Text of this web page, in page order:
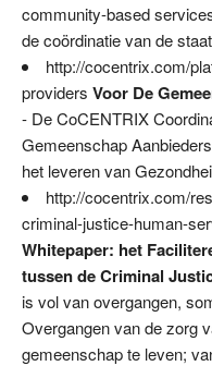
community-based
de coördinatie van de
http://cocentrix.com/
providers Voor De
- De CoCENTRIX
Gemeenschap
het leveren van
http://cocentrix.com/
criminal-justice-human-
Whitepaper: het
tussen de Criminal
is vol van overgangen,
Overgangen van de zorg
gemeenschap te leven;